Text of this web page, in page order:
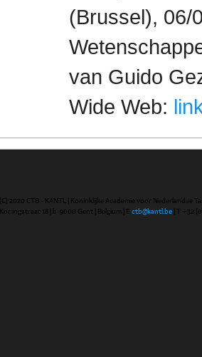
(Brussel), 06/
van Guido
Wide Web:
(C) 2020 CTB - KANTL | Koninklijke Academie voor Nederlandse
Koningstraat 18 | b-9000 Gent | Belgium | E ctb@kantl.be | T +32